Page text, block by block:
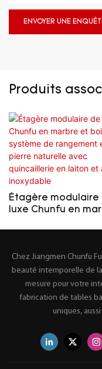
ENVOYER UNE
Produits
Étagère modulaire
luxe Chunfu en
quincaillerie en
acier inoxydable
Chez Jiangmen Chunfu
beauté intemporelle de
mesure pour votre
fabrication de tables
uniques,